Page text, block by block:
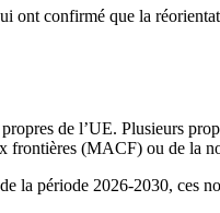
ont confirmé que la
de l’UE. Plusieurs
frontières (MACF) ou de la
la période 2026-2030, ces